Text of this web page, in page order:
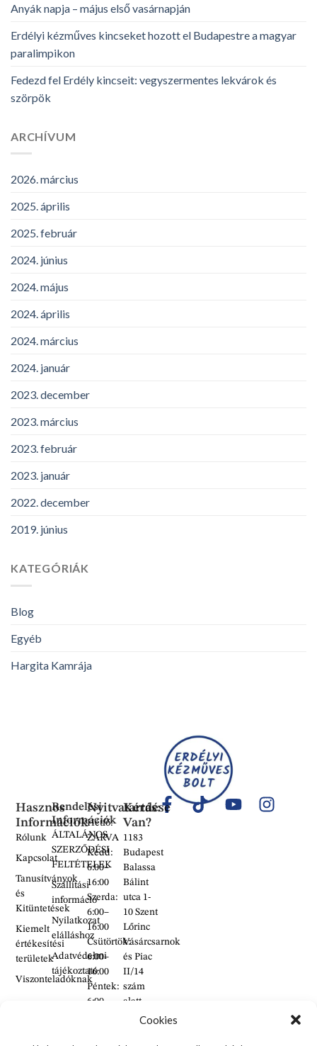
Cookies
Anyák napja – május első vasárnapján
Erdélyi kézműves kincseket hozott el Budapestre a magyar
paralimpikon
Fedezd fel Erdély kincseit: vegyszermentes lekvárok és
szörpök
ARCHÍVUM
2026. március
2025. április
2025. február
2024. június
2024. május
2024. április
2024. március
2024. január
2023. december
2023. március
2023. február
2023. január
2022. december
2019. június
KATEGÓRIÁK
Blog
Egyéb
Hargita Kamrája
Hasznos
Információk
Rólunk
Kapcsolat
Tanusítványok
és
Kitüntetések
Kiemelt
értékesítési
területek
Viszonteladóknak
Rendelési
Információk
ÁLTALÁNOS
SZERZŐDÉSI
FELTÉTELEK
Szállítási
információ
Nyilatkozat
elálláshoz
Adatvédelmi
tájékoztató
Kérdése
Van?
1183
Budapest
Balassa
Bálint
utca 1-
10 Szent
Lőrinc
Vásárcsarnok
és Piac
II/14
szám
alatt
található
Nyitvatartás:
Hétfő:
ZÁRVA
Kedd:
6:00–
16:00
Szerda:
6:00–
16:00
Csütörtök:
6:00–
16:00
Péntek:
6:00–